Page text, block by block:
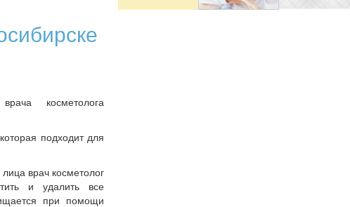
косметолога
подходит для
врач косметолог
и удалить все
при помощи